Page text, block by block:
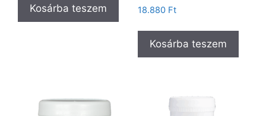
Kosárba teszem 18.880 Ft
Kosárba teszem